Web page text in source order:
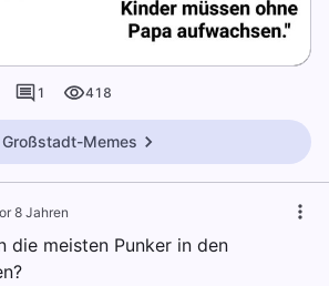
1 418
Großstadt-Memes
8 Jahren
die meisten Punker in den